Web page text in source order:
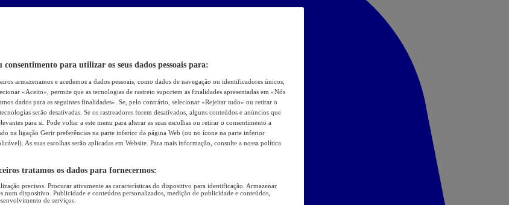
consentimento para utilizar os seus dados pessoais para:
armazenamos e acedemos a dados pessoais, como dados de navegação ou identificadores únicos,
«Aceito», permite que as tecnologias de rastreio suportem as finalidades apresentadas em «Nós
dados para as seguintes finalidades». Se, pelo contrário, selecionar «Rejeitar tudo» ou retirar o
serão desativadas. Se os rastreadores forem desativados, alguns conteúdos e anúncios que
para si. Pode voltar a este menu para alterar as suas escolhas ou retirar o consentimento a
na ligação Gerir preferências na parte inferior da página Web (ou no ícone na parte inferior
As suas escolhas serão aplicadas em Website. Para mais informação, consulte a nossa política
tratamos os dados para fornecermos:
precisos. Procurar ativamente as características do dispositivo para identificação. Armazenar
num dispositivo. Publicidade e conteúdos personalizados, medição de publicidade e conteúdos,
de serviços.